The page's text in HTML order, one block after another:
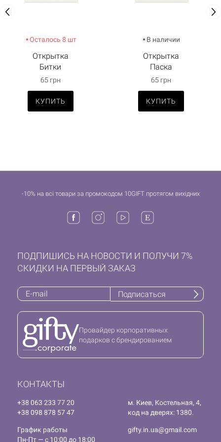
Осталось 8 шт
Открытка
Битки
65 грн
КУПИТЬ
В наличии
Открытка
Паска
65 грн
КУПИТЬ
-10% на всі товари за промокодом 10GIFT протягом вихідних
КОНТАКТЫ
+38 063 233 77 20
+38 098 878 57 47
м. Киев, Костельная, 4,
код на дверях: 1380.
График работы
Пн-Пт — с 10:00 до 18:00
gifty.in.ua@gmail.com
ПОДПИШИСЬ НА НОВОСТИ И ПОЛУЧИ 7%
СКИДКИ НА ПЕРВЫЙ ЗАКАЗ
Подписаться
Провайдер корпоративных
подарков с брендированием